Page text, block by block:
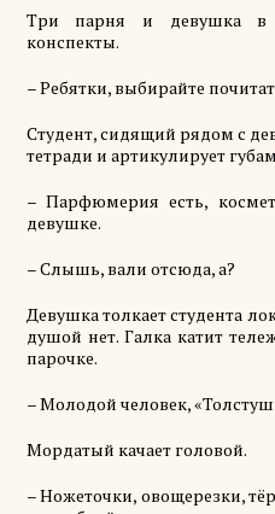
Три парня и девушка в
конспекты.
– Ребятки, выбирайте
Студент, сидящий рядом с
тетради и артикулирует
– Парфюмерия есть,
девушке.
– Слышь, вали отсюда, а?
Девушка толкает студента
душой нет. Галка катит
парочке.
– Молодой человек,
Мордатый качает головой.
– Ножеточки, овощерезки,